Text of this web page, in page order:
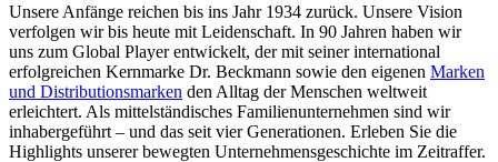
Unsere Anfänge reichen bis ins Jahr 1934 zurück. Unsere Vision
verfolgen wir bis heute mit Leidenschaft. In 90 Jahren haben wir
uns zum Global Player entwickelt, der mit seiner international
erfolgreichen Kernmarke Dr. Beckmann sowie den eigenen Marken
und Distributionsmarken den Alltag der Menschen weltweit
erleichtert. Als mittelständisches Familienunternehmen sind wir
inhabergeführt – und das seit vier Generationen. Erleben Sie die
Highlights unserer bewegten Unternehmensgeschichte im Zeitraffer.